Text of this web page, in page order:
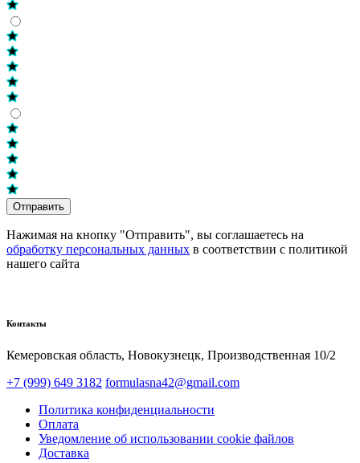
Отправить
Нажимая на кнопку "Отправить", вы соглашаетесь на
обработку персональных данных в соответствии с политикой
нашего сайта
Контакты
Кемеровская область, Новокузнецк,​ Производственная 10/2
+7 (999) 649 3182 formulasna42@gmail.com
Политика конфиденциальности
Оплата
Уведомление об использовании cookie файлов
Доставка